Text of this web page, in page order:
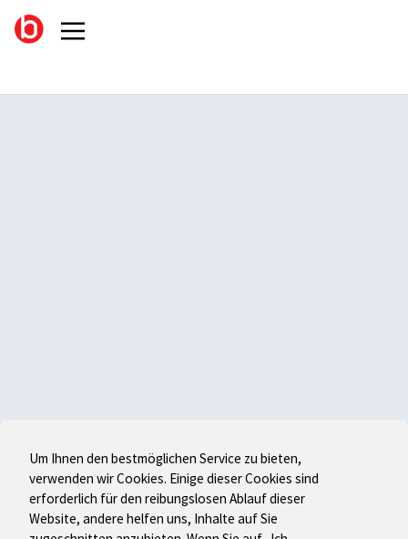
Um Ihnen den bestmöglichen Service zu bieten,
verwenden wir Cookies. Einige dieser Cookies sind
erforderlich für den reibungslosen Ablauf dieser
Website, andere helfen uns, Inhalte auf Sie